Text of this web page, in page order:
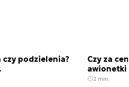
czy podzielenia?
Czy za
awionetki
2 min.